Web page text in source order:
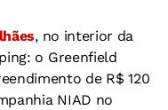
, no interior da
o Greenfield
de R$ 120
NIAD no